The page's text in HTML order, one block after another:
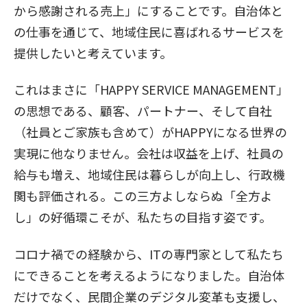
から感謝される売上」にすることです。自治体と
の仕事を通じて、地域住民に喜ばれるサービスを
提供したいと考えています。
これはまさに「HAPPY SERVICE MANAGEMENT」
の思想である、顧客、パートナー、そして自社
（社員とご家族も含めて）がHAPPYになる世界の
実現に他なりません。会社は収益を上げ、社員の
給与も増え、地域住民は暮らしが向上し、行政機
関も評価される。この三方よしならぬ「全方よ
し」の好循環こそが、私たちの目指す姿です。
コロナ禍での経験から、ITの専門家として私たち
にできることを考えるようになりました。自治体
だけでなく、民間企業のデジタル変革も支援し、